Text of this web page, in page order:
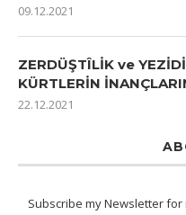
09.12.2021
ZERDÜŞTÎLİK ve
KÜRTLERİN
22.12.2021
Subscribe my Newsletter